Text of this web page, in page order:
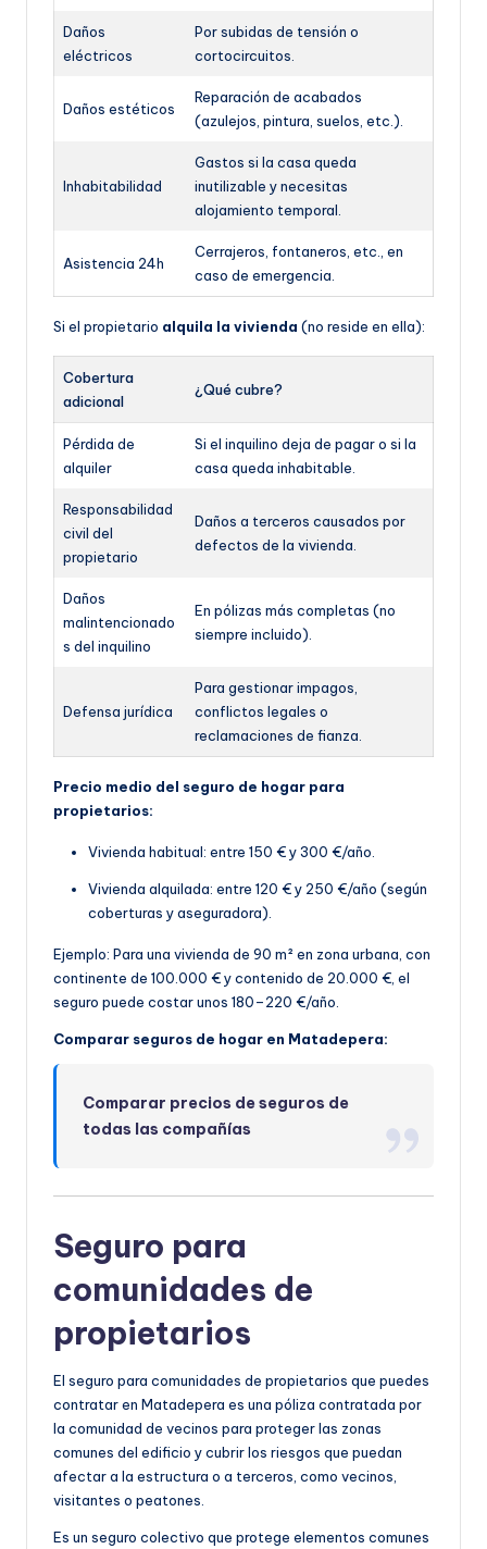
Daños
eléctricos
Por subidas de tensión o
cortocircuitos.
Daños estéticos
Reparación de acabados
(azulejos, pintura, suelos, etc.).
Inhabitabilidad
Gastos si la casa queda
inutilizable y necesitas
alojamiento temporal.
Asistencia 24h
Cerrajeros, fontaneros, etc., en
caso de emergencia.
Si el propietario alquila la vivienda (no reside en ella):
Cobertura
adicional
¿Qué cubre?
Pérdida de
alquiler
Si el inquilino deja de pagar o si la
casa queda inhabitable.
Responsabilidad
civil del
propietario
Daños a terceros causados por
defectos de la vivienda.
Daños
malintencionado
s del inquilino
En pólizas más completas (no
siempre incluido).
Defensa jurídica
Para gestionar impagos,
conflictos legales o
reclamaciones de fianza.
Precio medio del seguro de hogar para
propietarios:
Vivienda habitual: entre 150 € y 300 €/año.
Vivienda alquilada: entre 120 € y 250 €/año (según
coberturas y aseguradora).
Ejemplo: Para una vivienda de 90 m² en zona urbana, con
continente de 100.000 € y contenido de 20.000 €, el
seguro puede costar unos 180–220 €/año.
Comparar seguros de hogar en Matadepera:
Comparar precios de seguros de
todas las compañías
Seguro para
comunidades de
propietarios
El seguro para comunidades de propietarios que puedes
contratar en Matadepera es una póliza contratada por
la comunidad de vecinos para proteger las zonas
comunes del edificio y cubrir los riesgos que puedan
afectar a la estructura o a terceros, como vecinos,
visitantes o peatones.
Es un seguro colectivo que protege elementos comunes